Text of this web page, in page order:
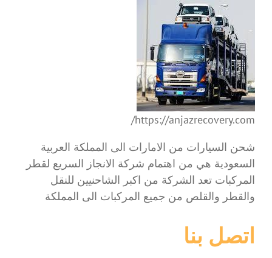
https://anjazrecovery.com/
شحن السيارات من الامارات الى المملكة العربية
السعودية هي من اهتمام شركة الانجاز السريع لقطر
المركبات تعد الشركة من اكبر الشاحنيين للنقل
والقطر والقلص من جميع المركبات الى المملكة
اتصل بنا